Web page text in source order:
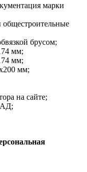
марки
брусом;
мм;
мм;
мм;
на сайте;